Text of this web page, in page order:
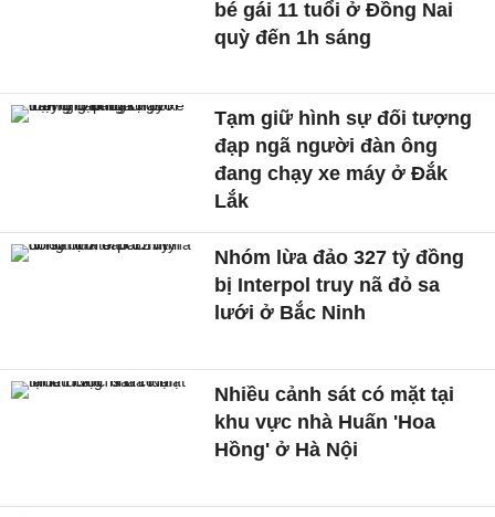
bé gái 11 tuổi ở Đồng Nai
quỳ đến 1h sáng
Tạm giữ hình sự đối tượng
đạp ngã người đàn ông
đang chạy xe máy ở Đắk
Lắk
Nhóm lừa đảo 327 tỷ đồng
bị Interpol truy nã đỏ sa
lưới ở Bắc Ninh
Nhiều cảnh sát có mặt tại
khu vực nhà Huấn 'Hoa
Hồng' ở Hà Nội